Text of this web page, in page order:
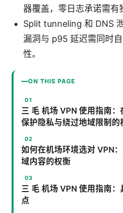
器覆盖，零日志承诺需有
Split tunneling 和 DNS
漏洞与 p95 延迟需同时
性。
ON THIS PAGE
三 毛 机场 VPN 使用指南
保护隐私与绕过地域限制的
如何在机场环境选对 VPN
域内容的权衡
三 毛 机场 VPN 使用指南
点